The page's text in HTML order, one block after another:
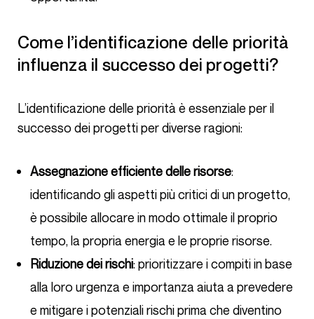
Come l’identificazione delle priorità
influenza il successo dei progetti?
L’identificazione delle priorità è essenziale per il
successo dei progetti per diverse ragioni:
Assegnazione efficiente delle risorse:
identificando gli aspetti più critici di un progetto,
è possibile allocare in modo ottimale il proprio
tempo, la propria energia e le proprie risorse.
Riduzione dei rischi: prioritizzare i compiti in base
alla loro urgenza e importanza aiuta a prevedere
e mitigare i potenziali rischi prima che diventino